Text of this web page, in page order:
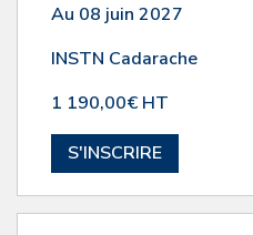
Au 08 juin 2027
INSTN Cadarache
1 190,00€ HT
S'INSCRIRE